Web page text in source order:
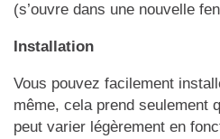
(s’ouvre dans une nouvelle
Installation
Vous pouvez facilement
même, cela prend seulement
peut varier légèrement en